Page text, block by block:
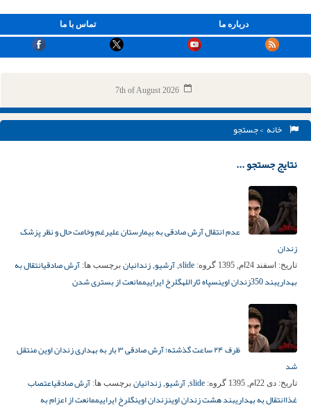
تماس با ما درباره ما
7th of August 2026
خانه > جستجو
نتایج جستجو ...
عدم انتقال آرش صادقی به بیمارستان علیرغم وخامت حال و نظر پزشک
زندان
تاریخ: اسفند 24ام, 1395 گروه: slide
, آرشیو, زندانیان برچسب ها: آرش صادقیانتقال به
بهداریبند 350 زندان اوینسپاه ثاراللهگلرخ ایراییممانعت از بستری شدن
ظرف ۲۴ ساعت گذشته؛ آرش صادقی ۳ بار به بهداری زندان اوین منتقل
شد
تاریخ: دی 22ام, 1395 گروه: slide
, آرشیو, زندانیان برچسب ها: آرش صادقیاعتصاب
غذاانتقال به بهداریبند هشت زندان اوینزندان اوینگلرخ ایراییممانعت از اعزام به